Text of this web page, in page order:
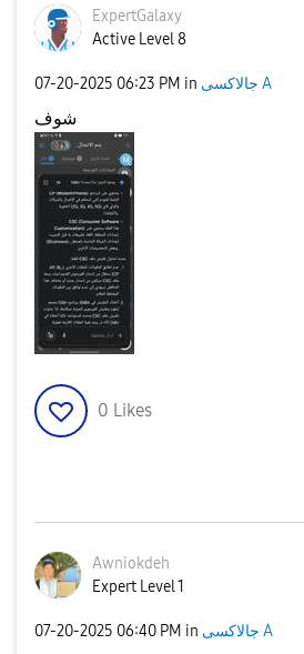
ExpertGalaxy
Active Level 8
‎07-20-2025 06:23 PM in جالاكسى A
شوف
0 Likes
Awniokdeh
Expert Level 1
‎07-20-2025 06:40 PM in جالاكسى A